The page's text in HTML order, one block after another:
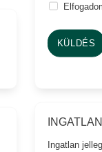
KÜLDÉS
Ingatlan